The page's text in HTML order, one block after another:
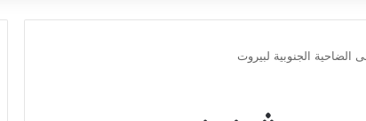
الضاحية الجنوبية لبيروت